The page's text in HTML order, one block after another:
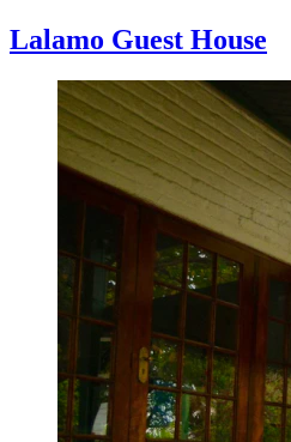
Lalamo Guest House